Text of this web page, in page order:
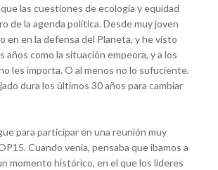
las cuestiones de ecología y equidad
de la agenda política. Desde muy joven
en en la defensa del Planeta, y he visto
años como la situación empeora, y a los
les importa. O al menos no lo sufuciente.
dura los últimos 30 años para cambiar
para participar en una reunión muy
Cuando venía, pensaba que ibamos a
momento histórico, en el que los líderes